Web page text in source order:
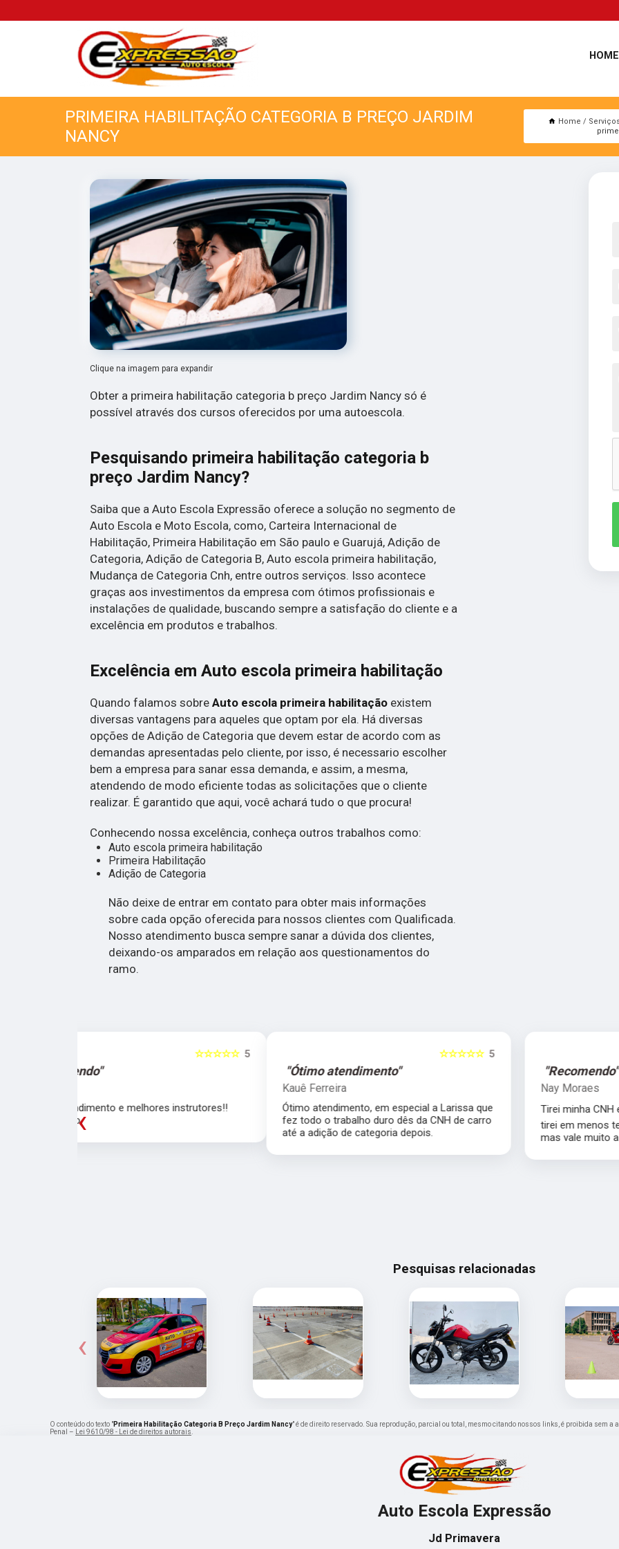
HOME
PRIMEIRA HABILITAÇÃO CATEGORIA B PREÇO JARDIM
NANCY
Home
Clique na imagem para expandir
Obter a primeira habilitação categoria b preço Jardim Nancy só é
possível através dos cursos oferecidos por uma autoescola.
Pesquisando primeira habilitação categoria b
preço Jardim Nancy?
Saiba que a Auto Escola Expressão oferece a solução no segmento de
Auto Escola e Moto Escola, como, Carteira Internacional de
Habilitação, Primeira Habilitação em São paulo e Guarujá, Adição de
Categoria, Adição de Categoria B, Auto escola primeira habilitação,
Mudança de Categoria Cnh, entre outros serviços. Isso acontece
graças aos investimentos da empresa com ótimos profissionais e
instalações de qualidade, buscando sempre a satisfação do cliente e a
excelência em produtos e trabalhos.
Excelência em Auto escola primeira habilitação
Quando falamos sobre Auto escola primeira habilitação existem
diversas vantagens para aqueles que optam por ela. Há diversas
opções de Adição de Categoria que devem estar de acordo com as
demandas apresentadas pelo cliente, por isso, é necessario escolher
bem a empresa para sanar essa demanda, e assim, a mesma,
atendendo de modo eficiente todas as solicitações que o cliente
realizar. É garantido que aqui, você achará tudo o que procura!
Conhecendo nossa excelência, conheça outros trabalhos como:
Auto escola primeira habilitação
Primeira Habilitação
Adição de Categoria
Não deixe de entrar em contato para obter mais informações
sobre cada opção oferecida para nossos clientes com Qualificada.
Nosso atendimento busca sempre sanar a dúvida dos clientes,
deixando-os amparados em relação aos questionamentos do
ramo.
"Ótimo atendimento"
Ótimo atendimento, em especial a Larissa que
fez todo o trabalho duro dês da CNH de carro
"Recomendo"
Tirei minha CNH em 4 meses ❤️ A/B. Só não
tirei em menos tempo porque eu reprovei,
mas vale muito a pena, vcs são top
‹
Pesquisas relacionadas
‹
O conteúdo do texto "Primeira Habilitação Categoria B Preço Jardim Nancy" é de direito reservado. Sua reprodução, parcial ou total, mesmo citando nossos links, é proibida sem
Penal –
Lei 9610/98 - Lei de direitos autorais
Auto Escola Expressão
Jd Primavera